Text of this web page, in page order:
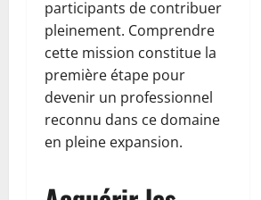
participants de contribuer
pleinement. Comprendre
cette mission constitue la
première étape pour
devenir un professionnel
reconnu dans ce domaine
en pleine expansion.